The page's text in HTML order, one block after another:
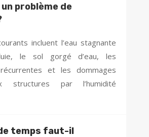
problème de
incluent l’eau stagnante
le sol gorgé d’eau, les
et les dommages
structures par l’humidité
temps faut-il